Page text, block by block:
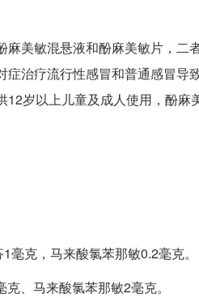
美敏混悬液和酚麻美敏片，二
治疗流行性感冒和普通感冒导致
岁以上儿童及成人使用，酚麻
克，马来酸氯苯那敏0.2毫克。
、马来酸氯苯那敏2毫克。